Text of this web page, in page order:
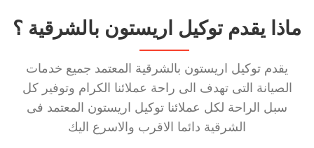
ماذا يقدم توكيل اريستون بالشرقية ؟
يقدم توكيل اريستون بالشرقية المعتمد جميع خدمات
الصيانة التى تهدف الى راحة عملائنا الكرام وتوفير كل
سبل الراحة لكل عملائنا توكيل اريستون المعتمد فى
الشرقية دائما الاقرب والاسرع اليك